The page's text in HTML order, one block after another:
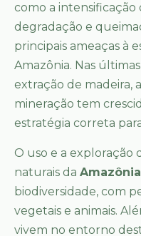
como a
degradação e
principais ameaças à
Amazônia. Nas
extração de madeira,
mineração tem
estratégia correta
O uso e a exploração
naturais da Amazônia
biodiversidade, com
vegetais e animais.
vivem no entorno